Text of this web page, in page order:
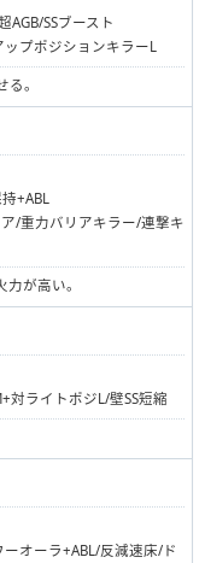
AGB/SSブースト
プポジションキラーL
。
+ABL
/重力バリアキラー/連撃キ
が高い。
対ライトポジL/壁SS短縮
オーラ+ABL/反減速床/ド